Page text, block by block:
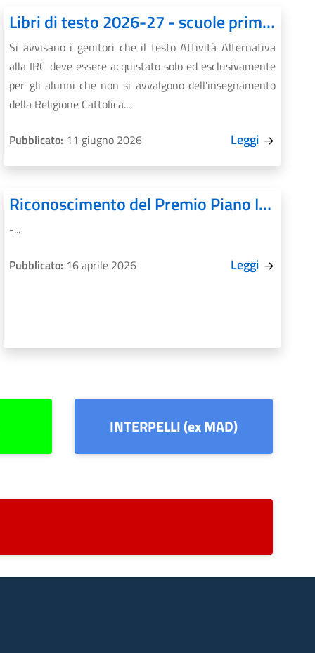
Libri di testo 2026-27 - scuole primarie
Si avvisano i genitori che il testo Attività Alternativa
alla IRC deve essere acquistato solo ed esclusivamente
per gli alunni che non si avvalgono dell'insegnamento
della Religione Cattolica....
Pubblicato: 11 giugno 2026 Leggi
Riconoscimento del Premio Piano Inclusione 3.0 - Università di Macerata
-...
Pubblicato: 16 aprile 2026 Leggi
INTERPELLI (ex MAD)